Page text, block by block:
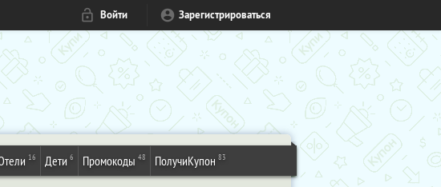
Войти Зарегистрироваться
16 Дети 6 Промокоды 48 ПолучиКупон 83